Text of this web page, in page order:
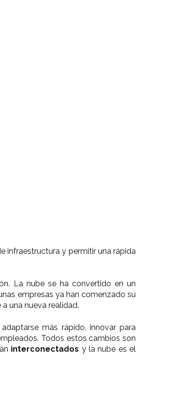
infraestructura y permitir una rápida
La nube se ha convertido en un
empresas ya han comenzado su
una nueva realidad.
más rápido, innovar para
Todos estos cambios son
interconectados y la nube es el